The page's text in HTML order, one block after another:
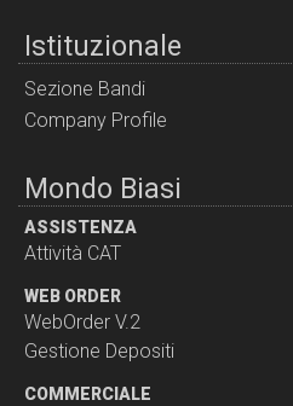
Istituzionale
Sezione Bandi
Company Profile
Mondo Biasi
ASSISTENZA
Attività CAT
WEB ORDER
WebOrder V.2
Gestione Depositi
COMMERCIALE